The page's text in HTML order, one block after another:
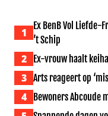
1
Ex BenB Vol
’t Schip
2 Ex-vrouw haalt
3 Arts reageert op
4 Bewoners Abcoude